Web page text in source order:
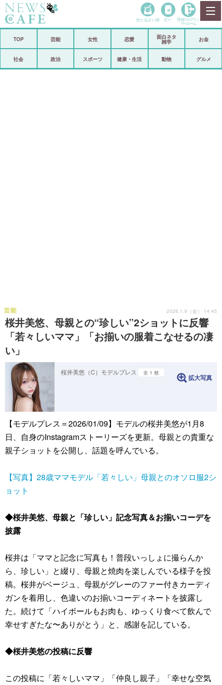
政治
当たる占い師 占い 登録• ログイン
マイルーム
TOP 芸能 女性 恋愛
面白ネタ
雑学
お金
社会 政治 スポーツ 健康・生活 動物 グルメ
桜井美悠、母親との“珍しい”2ショットに反響
「若々しいママ」「お揃いの服着こなせるの凄
い」
芸能 2026.1.9（金） 14:45
桜井美悠（C）モデルプレス 全 1 枚
拡大写真
【モデルプレス＝2026/01/09】モデルの桜井美悠が1月8
日、自身のInstagramストーリーズを更新。母親との貴重な
親子ショットを公開し、話題を呼んでいる。
【写真】28歳ママモデル「若々しい」母親とのオソロ服2シ
ョット
◆桜井美悠、母親と「珍しい」記念写真＆お揃いコーデを
披露
桜井は「ママと記念に写真も！普段いっしょに撮らんか
ら、珍しい」と綴り、母親と焼肉を楽しんでいる様子を投
稿。桜井がベージュ、母親がグレーのファー付きカーディ
ガンを着用し、色違いのお揃いコーディネートを披露し
た。続けて「ハイボールもお肉も、ゆっくり食べて飲んで
幸せすぎたな〜ありがとう」と、感謝を記している。
◆桜井美悠の投稿に反響
この投稿に「若々しいママ」「仲良し親子」「幸せな空気